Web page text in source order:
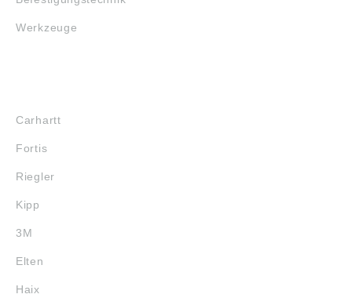
Werkzeuge
Carhartt
Fortis
Riegler
Kipp
3M
Elten
Haix